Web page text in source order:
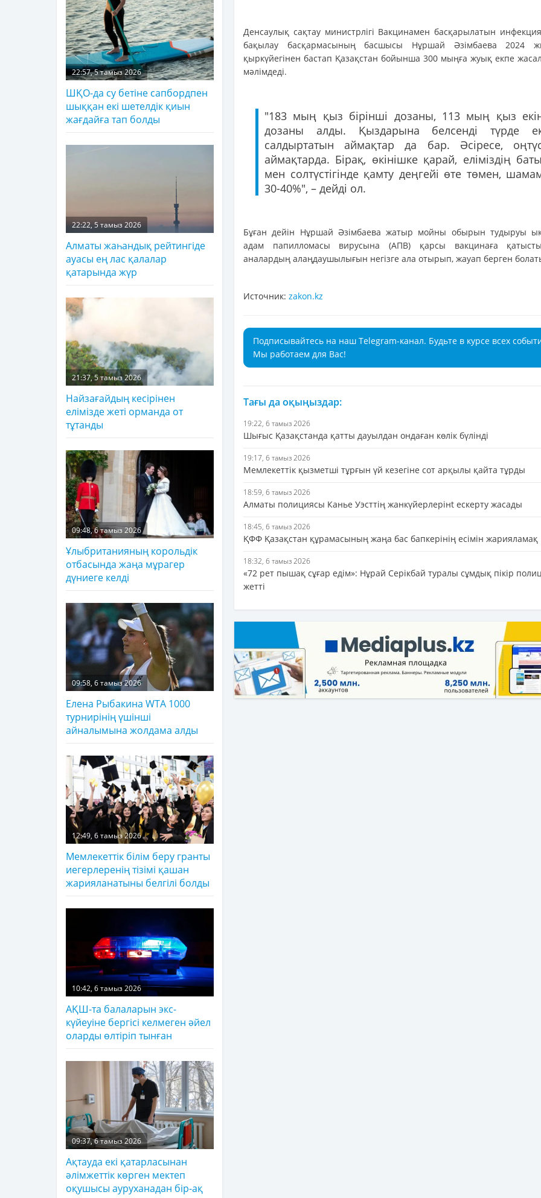
Денсаулық сақтау министрлігі Вакцинамен басқарылатын
бақылау басқармасының басшысы Нұршай Әзімбаева 2024
қыркүйегінен бастап Қазақстан бойынша 300 мыңға жуық екпе
мәлімдеді.
"183 мың қыз бірінші дозаны, 113 мың қыз
дозаны алды. Қыздарына белсенді түрде
салдыртатын аймақтар да бар. Әсіресе,
аймақтарда. Бірақ, өкінішке қарай, еліміздің
мен солтүстігінде қамту деңгейі өте төмен,
30-40%", – дейді ол.
Бұған дейін Нұршай Әзімбаева жатыр мойны обырын тудыруы
адам папилломасы вирусына (АПВ) қарсы вакцинаға
аналардың алаңдаушылығын негізге ала отырып, жауап берген
Источник: zakon.kz
Подписывайтесь на наш Telegram-канал. Будьте в курсе всех
Мы работаем для Вас!
Тағы да оқыңыздар:
19:22, 6 тамыз 2026
Шығыс Қазақстанда қатты дауылдан ондаған көлік бүлінді
19:17, 6 тамыз 2026
Мемлекеттік қызметші тұрғын үй кезегіне сот арқылы қайта тұрды
18:59, 6 тамыз 2026
Алматы полициясы Канье Уэсттің жанкүйерлерінt ескерту жасады
18:45, 6 тамыз 2026
ҚФФ Қазақстан құрамасының жаңа бас бапкерінің есімін жарияламақ
18:32, 6 тамыз 2026
«72 рет пышақ сұғар едім»: Нұрай Серікбай туралы сұмдық пікір
жетті
22:57, 5 тамыз 2026
ШҚО-да су бетіне сапбордпен
шыққан екі шетелдік қиын
жағдайға тап болды
22:22, 5 тамыз 2026
Алматы жаһандық рейтингіде
ауасы ең лас қалалар
қатарында жүр
21:37, 5 тамыз 2026
Найзағайдың кесірінен
елімізде жеті орманда от
тұтанды
09:48, 6 тамыз 2026
Ұлыбританияның корольдік
отбасында жаңа мұрагер
дүниеге келді
09:58, 6 тамыз 2026
Елена Рыбакина WTA 1000
турнирінің үшінші
айналымына жолдама алды
12:49, 6 тамыз 2026
Мемлекеттік білім беру гранты
иегерлеренің тізімі қашан
жарияланатыны белгілі болды
10:42, 6 тамыз 2026
АҚШ-та балаларын экс-
күйеуіне бергісі келмеген әйел
оларды өлтіріп тынған
09:37, 6 тамыз 2026
Ақтауда екі қатарласынан
әлімжеттік көрген мектеп
оқушысы ауруханадан бір-ақ